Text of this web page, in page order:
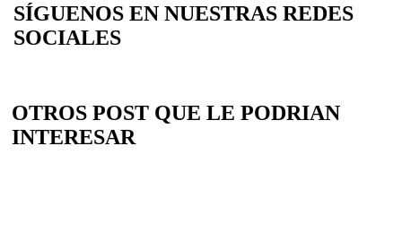
SÍGUENOS EN NUESTRAS REDES
SOCIALES
OTROS POST QUE LE PODRIAN
INTERESAR